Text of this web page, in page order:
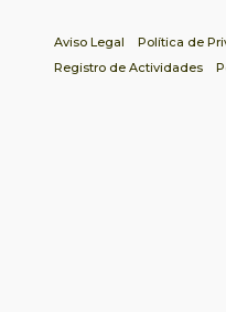
Aviso Legal Política de
Registro de Actividades